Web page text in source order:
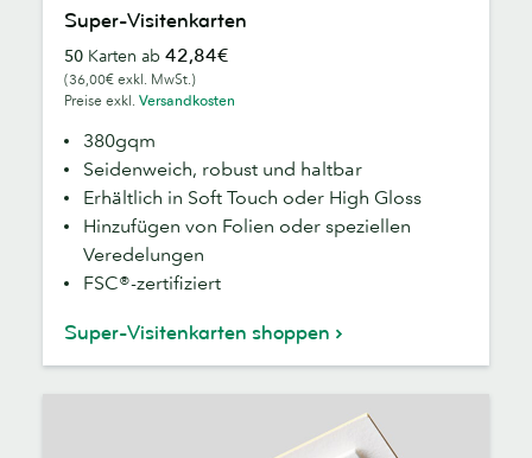
Visitenkarten
Super-Visitenkarten
50 Karten ab 42,84€
(36,00€ exkl. MwSt.)
Preise exkl. Versandkosten
380gqm
Seidenweich, robust und haltbar
Erhältlich in Soft Touch oder High Gloss
Hinzufügen von Folien oder speziellen
Veredelungen
FSC®-zertifiziert
Super-Visitenkarten shoppen